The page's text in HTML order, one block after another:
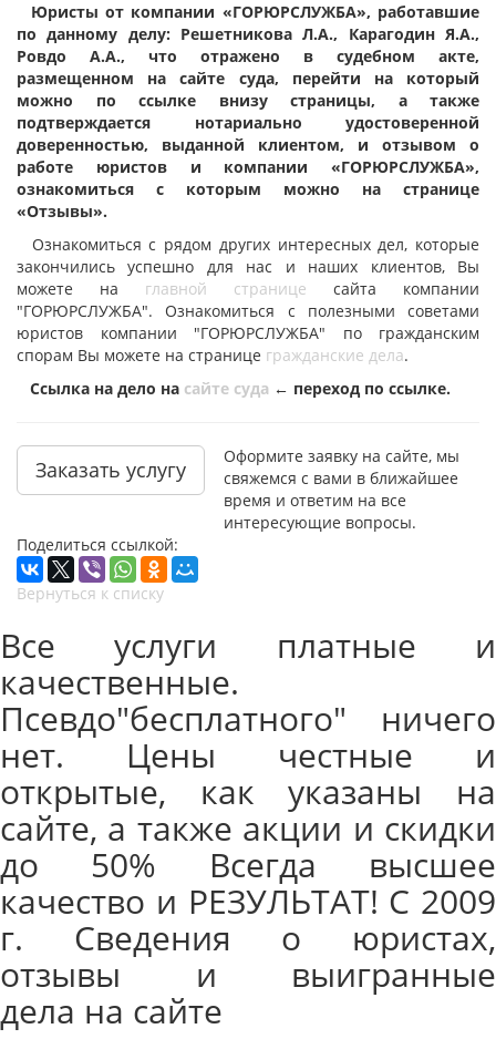
Юристы от компании «ГОРЮРСЛУЖБА», работавшие
по данному делу: Решетникова Л.А., Карагодин Я.А.,
Ровдо А.А., что отражено в судебном акте,
размещенном на сайте суда, перейти на который
можно по ссылке внизу страницы, а также
подтверждается нотариально удостоверенной
доверенностью, выданной клиентом, и отзывом о
работе юристов и компании «ГОРЮРСЛУЖБА»,
ознакомиться с которым можно на странице
«Отзывы».
Ознакомиться с рядом других интересных дел, которые
закончились успешно для нас и наших клиентов, Вы
можете на главной странице сайта компании
"ГОРЮРСЛУЖБА". Ознакомиться с полезными советами
юристов компании "ГОРЮРСЛУЖБА" по гражданским
спорам Вы можете на странице гражданские дела.
Ссылка на дело на сайте суда ← переход по ссылке.
Заказать услугу
Оформите заявку на сайте, мы
свяжемся с вами в ближайшее
время и ответим на все
интересующие вопросы.
Поделиться ссылкой:
Вернуться к списку
Все услуги платные и
качественные.
Псевдо"бесплатного" ничего
нет. Цены честные и
открытые, как указаны на
сайте, а также акции и скидки
до 50% Всегда высшее
качество и РЕЗУЛЬТАТ! С 2009
г. Сведения о юристах,
отзывы и выигранные
дела на сайте